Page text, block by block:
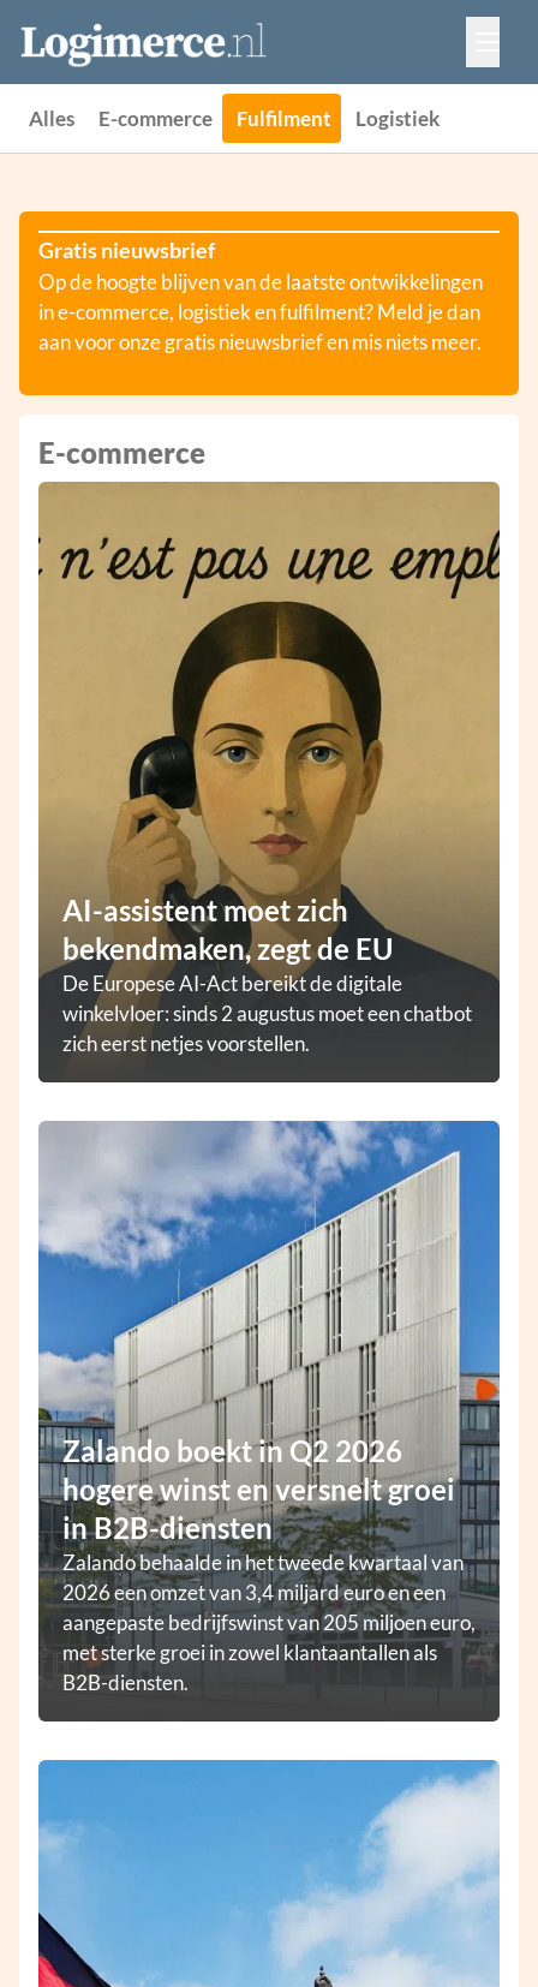
Vacatures
Events
Alles E-commerce Fulfilment Logistiek
Gratis nieuwsbrief
Op de hoogte blijven van de laatste ontwikkelingen
in e-commerce, logistiek en fulfilment? Meld je dan
aan voor onze gratis nieuwsbrief en mis niets meer.
E-commerce
AI-assistent moet zich
bekendmaken, zegt de EU
De Europese AI-Act bereikt de digitale
winkelvloer: sinds 2 augustus moet een chatbot
zich eerst netjes voorstellen.
Zalando boekt in Q2 2026
hogere winst en versnelt groei
in B2B-diensten
Zalando behaalde in het tweede kwartaal van
2026 een omzet van 3,4 miljard euro en een
aangepaste bedrijfswinst van 205 miljoen euro,
met sterke groei in zowel klantaantallen als
B2B-diensten.